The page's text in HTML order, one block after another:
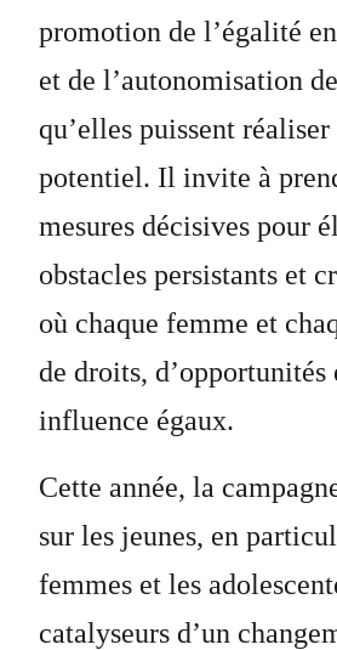
promotion de l’égalité
et de l’autonomisation
qu’elles puissent
potentiel. Il invite à
mesures décisives pour
obstacles persistants et
où chaque femme et
de droits, d’opportunités
influence égaux.
Cette année, la
sur les jeunes, en
femmes et les
catalyseurs d’un